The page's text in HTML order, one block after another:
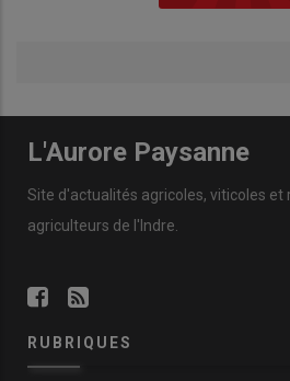
L'Aurore Paysanne
Site d'actualités agricoles, viticoles et
agriculteurs de l'Indre.
RUBRIQUES